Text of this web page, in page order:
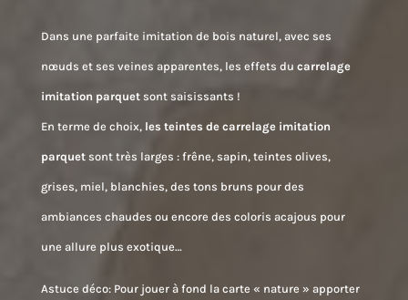
Dans une parfaite imitation de bois naturel, avec ses
nœuds et ses veines apparentes, les effets du carrelage
imitation parquetsont saisissants !
En terme de choix, les teintes de carrelage imitation
parquetsont très larges : frêne, sapin, teintes olives,
grises, miel, blanchies, des tons bruns pour des
ambiances chaudes ou encore des coloris acajous pour
une allure plus exotique…
Astuce déco: Pour jouer à fond la carte « nature » apporter